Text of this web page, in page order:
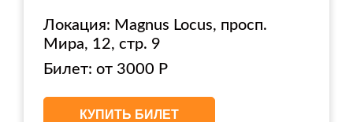
Локация: Magnus Locus, просп.
Мира, 12, стр. 9
Билет: от 3000 Р
КУПИТЬ БИЛЕТ